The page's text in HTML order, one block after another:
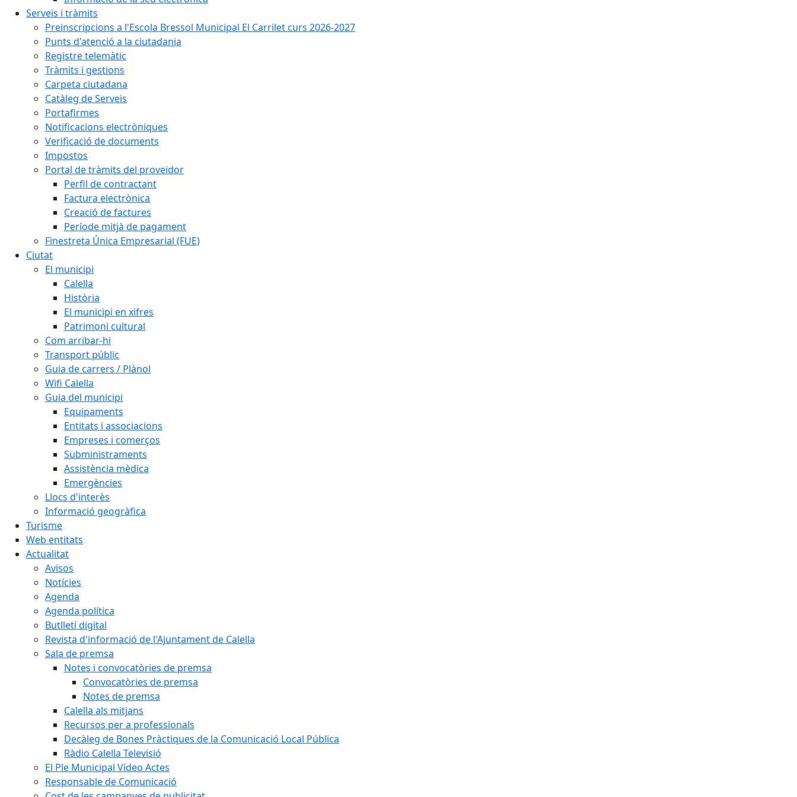
Serveis i tràmits
Preinscripcions a l'Escola Bressol Municipal El Carrilet curs 2026-2027
Punts d'atenció a la ciutadania
Registre telemàtic
Tràmits i gestions
Carpeta ciutadana
Catàleg de Serveis
Portafirmes
Notificacions electròniques
Verificació de documents
Impostos
Portal de tràmits del proveïdor
Perfil de contractant
Factura electrònica
Creació de factures
Període mitjà de pagament
Finestreta Única Empresarial (FUE)
Ciutat
El municipi
Calella
Història
El municipi en xifres
Patrimoni cultural
Com arribar-hi
Transport públic
Guia de carrers / Plànol
Wifi Calella
Guia del municipi
Equipaments
Entitats i associacions
Empreses i comerços
Subministraments
Assistència mèdica
Emergències
Llocs d'interès
Informació geogràfica
Turisme
Web entitats
Actualitat
Avisos
Notícies
Agenda
Agenda política
Butlletí digital
Revista d'informació de l'Ajuntament de Calella
Sala de premsa
Notes i convocatòries de premsa
Convocatòries de premsa
Notes de premsa
Calella als mitjans
Recursos per a professionals
Decàleg de Bones Pràctiques de la Comunicació Local Pública
Ràdio Calella Televisió
El Ple Municipal Vídeo Actes
Responsable de Comunicació